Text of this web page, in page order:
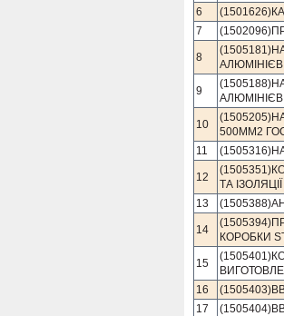
6
7
8
9
10
500ММ2
11
12
ТА
13
14
КОРОБКИ
15
16
17